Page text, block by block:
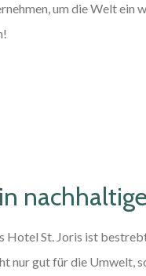
um die Welt ein
Hotel St. Joris ist
nur gut für die Umwelt,